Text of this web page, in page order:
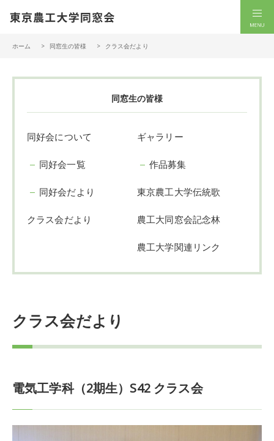
ホーム 同窓生の皆様 クラス会だより
同窓生の皆様
同好会について
同好会一覧
同好会だより
クラス会だより
ギャラリー
作品募集
東京農工大学伝統歌
農工大同窓会記念林
農工大学関連リンク
クラス会だより
電気工学科（2期生）S42 クラス会